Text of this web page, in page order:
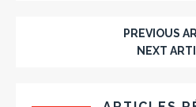
PREVIOUS
NEXT